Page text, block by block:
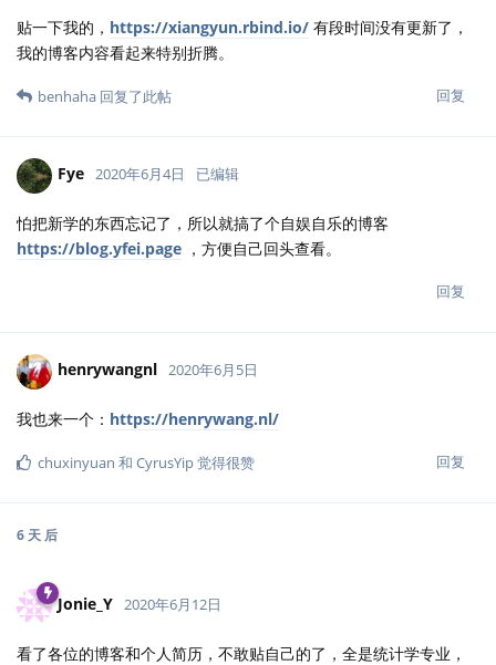
贴一下我的， https://xiangyun.rbind.io/ 有段时间没有更新了，
我的博客内容看起来特别折腾。
回复
benhaha 回复了此帖
Fye 2020年6月4日 已编辑
怕把新学的东西忘记了，所以就搞了个自娱自乐的博客
https://blog.yfei.page ，方便自己回头查看。
回复
henrywangnl 2020年6月5日
我也来一个： https://henrywang.nl/
回复
chuxinyuan 和 CyrusYip觉得很赞
6 天 后
Jonie_Y 2020年6月12日
看了各位的博客和个人简历，不敢贴自己的了，全是统计学专业，